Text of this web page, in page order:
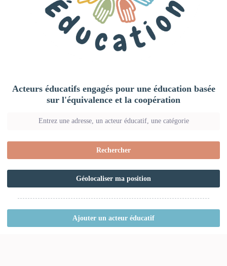
Acteurs éducatifs engagés pour une éducation basée
sur l'équivalence et la coopération
Rechercher
Géolocaliser ma position
Ajouter un acteur éducatif